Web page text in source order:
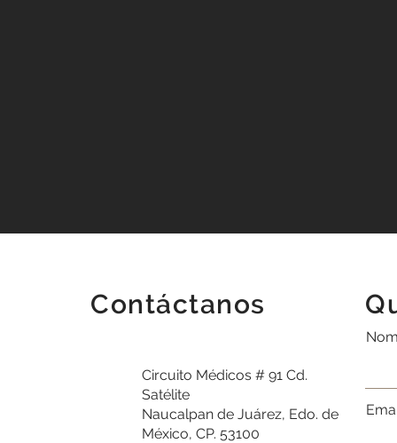
Contáctanos
Circuito Médicos # 91 Cd.
Satélite
Naucalpan de Juárez, Edo. de
México, CP. 53100